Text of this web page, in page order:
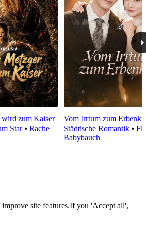
zum Kaiser
Star⦁Rache
Vom Irrtum zum
Städtische Romantik⦁
Babybauch
site features.If you 'Accept all',